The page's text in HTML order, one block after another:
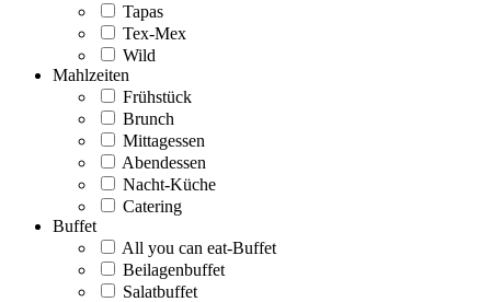
Tapas
Tex-Mex
Wild
Mahlzeiten
Frühstück
Brunch
Mittagessen
Abendessen
Nacht-Küche
Catering
Buffet
All you can eat-Buffet
Beilagenbuffet
Salatbuffet